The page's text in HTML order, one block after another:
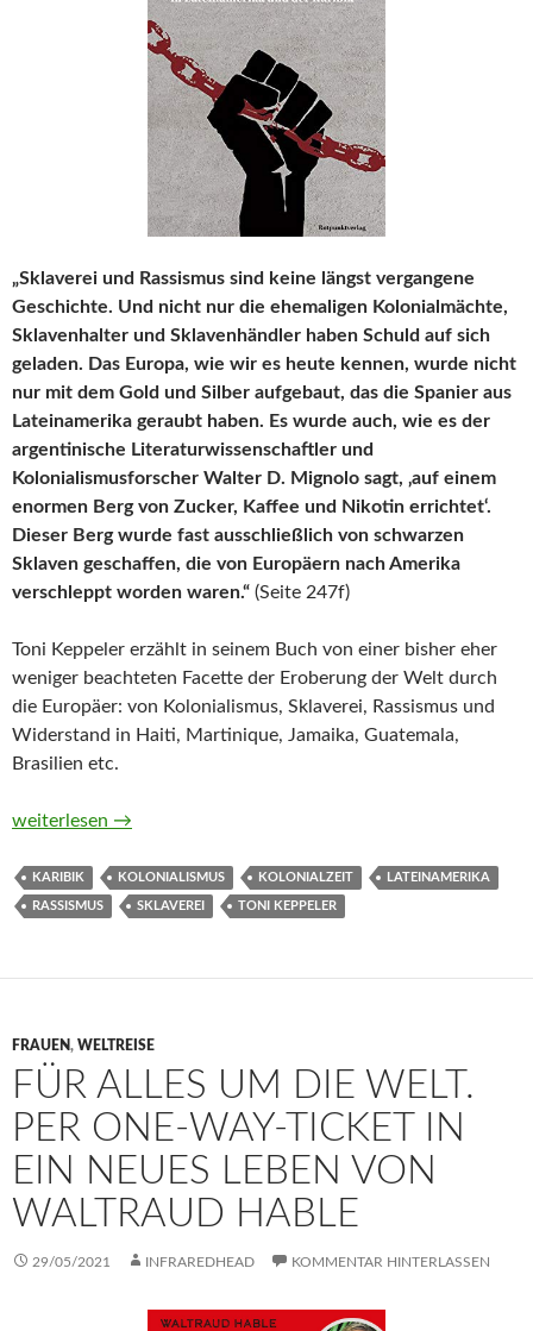
„Sklaverei und Rassismus sind keine längst vergangene
Geschichte. Und nicht nur die ehemaligen Kolonialmächte,
Sklavenhalter und Sklavenhändler haben Schuld auf sich
geladen. Das Europa, wie wir es heute kennen, wurde nicht
nur mit dem Gold und Silber aufgebaut, das die Spanier aus
Lateinamerika geraubt haben. Es wurde auch, wie es der
argentinische Literaturwissenschaftler und
Kolonialismusforscher Walter D. Mignolo sagt, ‚auf einem
enormen Berg von Zucker, Kaffee und Nikotin errichtet‘.
Dieser Berg wurde fast ausschließlich von schwarzen
Sklaven geschaffen, die von Europäern nach Amerika
verschleppt worden waren.“ (Seite 247f)
Toni Keppeler erzählt in seinem Buch von einer bisher eher
weniger beachteten Facette der Eroberung der Welt durch
die Europäer: von Kolonialismus, Sklaverei, Rassismus und
Widerstand in Haiti, Martinique, Jamaika, Guatemala,
Brasilien etc.
Schwarzer Widerstand. Sklaverei und Rassismus in
weiterlesen →
KARIBIK KOLONIALISMUS KOLONIALZEIT LATEINAMERIKA
RASSISMUS SKLAVEREI TONI KEPPELER
FRAUEN, WELTREISE
FÜR ALLES UM DIE WELT.
PER ONE-WAY-TICKET IN
EIN NEUES LEBEN VON
WALTRAUD HABLE
29/05/2021 INFRAREDHEAD KOMMENTAR HINTERLASSEN